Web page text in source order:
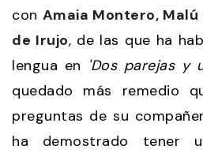
con Amaia Montero, Malú
de Irujo, de las que ha
lengua en 'Dos parejas y
quedado más remedio
preguntas de su
ha demostrado tener